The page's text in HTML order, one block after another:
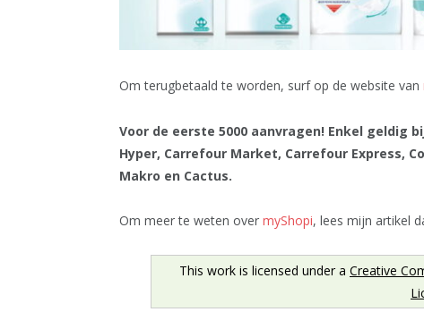
Om terugbetaald te worden, surf op de website van
Voor de eerste 5000 aanvragen! Enkel geldig
Hyper, Carrefour Market, Carrefour Express,
Makro en Cactus.
Om meer te weten over myShopi, lees mijn artikel
This work is licensed under a Creative